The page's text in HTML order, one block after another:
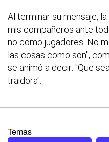
Al terminar su mensaje,
mis compañeros ante
no como jugadores. No
las cosas como son",
se animó a decir: "Que
traidora".
Temas